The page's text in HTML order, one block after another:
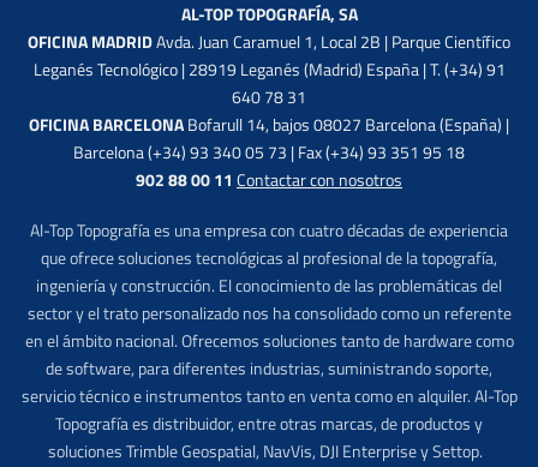
AL-TOP TOPOGRAFÍA, SA
OFICINA MADRIDAvda. Juan Caramuel 1, Local 2B | Parque Científico
Leganés Tecnológico | 28919 Leganés (Madrid) España | T. (+34) 91
640 78 31
OFICINA BARCELONABofarull 14, bajos 08027 Barcelona (España) |
Barcelona (+34) 93 340 05 73 | Fax (+34) 93 351 95 18
902 88 00 11 Contactar con nosotros
Al-Top Topografía es una empresa con cuatro décadas de experiencia
que ofrece soluciones tecnológicas al profesional de la topografía,
ingeniería y construcción. El conocimiento de las problemáticas del
sector y el trato personalizado nos ha consolidado como un referente
en el ámbito nacional. Ofrecemos soluciones tanto de hardware como
de software, para diferentes industrias, suministrando soporte,
servicio técnico e instrumentos tanto en venta como en alquiler. Al-Top
Topografía es distribuidor, entre otras marcas, de productos y
soluciones Trimble Geospatial, NavVis, DJI Enterprise y Settop.